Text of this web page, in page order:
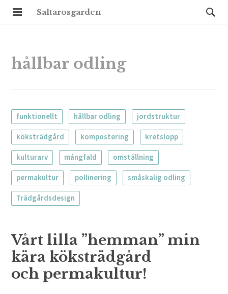
Saltarosgarden
hållbar odling
funktionellt hållbar odling jordstruktur
köksträdgård kompostering kretslopp
kulturarv mångfald omställning
permakultur pollinering småskalig odling
Trädgårdsdesign
Vårt lilla ”hemman” min
kära köksträdgård
och permakultur!